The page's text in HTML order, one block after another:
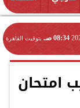
08:34 صـ بتوقيت القاهرة
امتحان